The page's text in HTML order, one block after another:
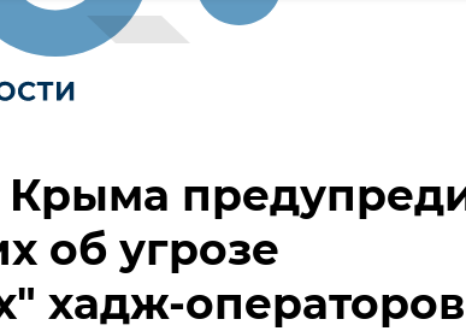
Крыма
об угрозе
хадж-операторов